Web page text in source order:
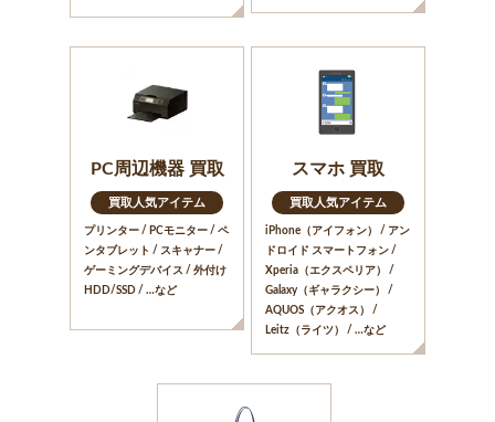
PC周辺機器 買取
買取人気アイテム
プリンター / PCモニター / ペ
ンタブレット / スキャナー /
ゲーミングデバイス / 外付け
HDD/SSD / …など
スマホ 買取
買取人気アイテム
iPhone（アイフォン） / アン
ドロイド スマートフォン /
Xperia（エクスペリア） /
Galaxy（ギャラクシー） /
AQUOS（アクオス） /
Leitz（ライツ） / …など